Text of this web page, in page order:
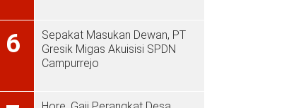
6
Sepakat Masukan Dewan, PT
Gresik Migas Akuisisi SPDN
Campurrejo